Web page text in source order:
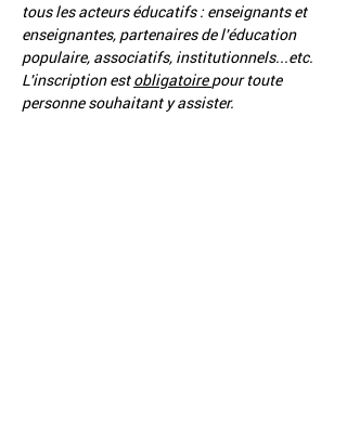
tous les acteurs éducatifs : enseignants et
enseignantes, partenaires de l'éducation
populaire, associatifs, institutionnels...etc.
L'inscription est obligatoire pour toute
personne souhaitant y assister.